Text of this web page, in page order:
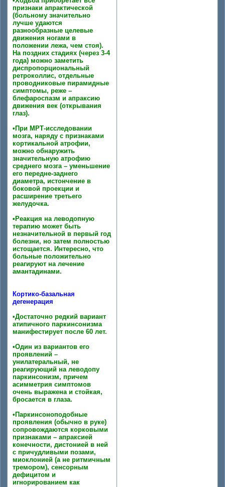
признаки апрактической
(больному значительно
лучше удаются
разнообразные целевые
движения ногами в
положении лежа, чем стоя).
На поздних стадиях (через 3-4
года) можно заметить
диспропорциональный
ретроколлис, отдельные
проводниковые пирамидные
симптомы, реже –
блефароспазм и апраксию
движения век (открывания
глаз).
•При МРТ-исследовании
мозга, наряду с признаками
кортикальной атрофии,
можно обнаружить
значительную атрофию
среднего мозга – уменьшение
его передне-заднего
диаметра, истончение в
боковой проекции и
расширение третьего
желудочка.
•Реакция на леводопную
терапию может быть
незначительной в первый год
болезни, но затем полностью
истощается. Интересно, что
больные положительно
реагируют на лечение
амантадинами.
Кортико-базальная
дегенерация
•Достаточно редкий вариант
атипичного паркинсонизма
манифестирует после 60 лет.
•Один из вариантов его
проявлений –
унилатеральный, не
реагирующий на леводопу
паркинсонизм, причем
асимметрия симптомов
очень выражена и стойкая,
бросается в глаза.
•Паркинсоноподобные
проявления (обычно в руке)
сопровождаются корковыми
признаками – апраксией
конечности, дистонией в ней
с причудливыми позами,
миоклонией (а не ритмичным
тремором), сенсорным
дефицитом и
игнорированием как